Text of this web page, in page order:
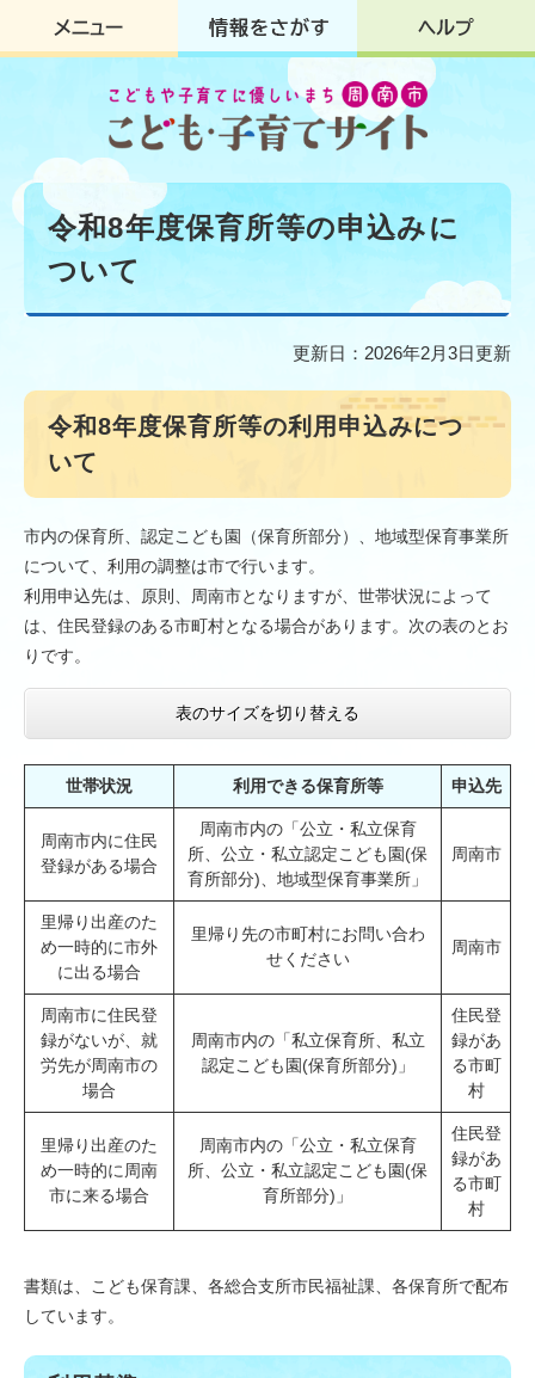
ジ
す
。
ュ
し
て
本
令和8年度保育所等の申込みに
ついて
更新日：2026年2月3日更新
令和8年度保育所等の利用申込みにつ
いて
市内の保育所、認定こども園（保育所部分）、地域型保育事業所
について、利用の調整は市で行います。
利用申込先は、原則、周南市となりますが、世帯状況によって
は、住民登録のある市町村となる場合があります。次の表のとお
りです。
表のサイズを切り替える
世帯状況 利用できる保育所等 申込先
周南市内に住民
登録がある場合
周南市内の「公立・私立保育
所、公立・私立認定こども園(保
育所部分)、地域型保育事業所」
周南市
里帰り出産のた
め一時的に市外
に出る場合
里帰り先の市町村にお問い合わ
せください
周南市
周南市に住民登
録がないが、就
労先が周南市の
場合
周南市内の「私立保育所、私立
認定こども園(保育所部分)」
住民登
録があ
る市町
村
里帰り出産のた
め一時的に周南
市に来る場合
周南市内の「公立・私立保育
所、公立・私立認定こども園(保
育所部分)」
住民登
録があ
る市町
村
書類は、こども保育課、各総合支所市民福祉課、各保育所で配布
しています。